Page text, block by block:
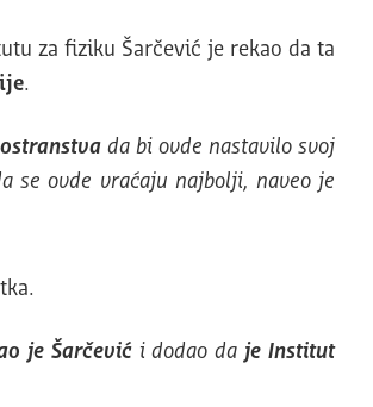
za fiziku Šarčević je rekao da ta
.
da bi ovde nastavilo svoj
se ovde vraćaju najbolji, naveo je
je Šarčević i dodao da je Institut